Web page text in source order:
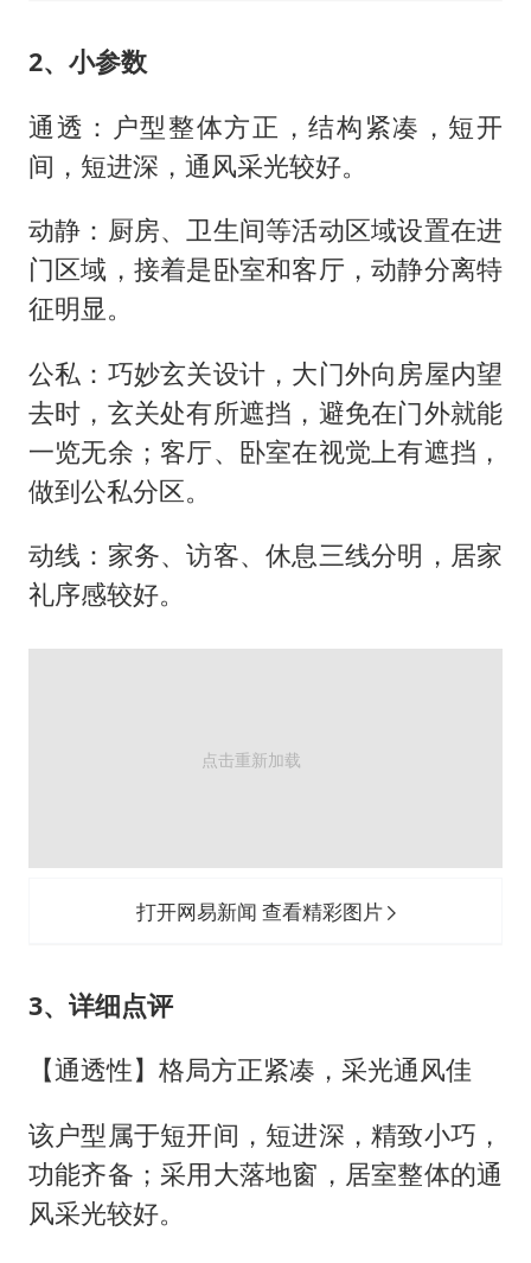
2、小参数
通透：户型整体方正，结构紧凑，短开
间，短进深，通风采光较好。
动静：厨房、卫生间等活动区域设置在进
门区域，接着是卧室和客厅，动静分离特
征明显。
公私：巧妙玄关设计，大门外向房屋内望
去时，玄关处有所遮挡，避免在门外就能
一览无余；客厅、卧室在视觉上有遮挡，
做到公私分区。
动线：家务、访客、休息三线分明，居家
礼序感较好。
打开网易新闻 查看精彩图片
3、详细点评
【通透性】格局方正紧凑，采光通风佳
该户型属于短开间，短进深，精致小巧，
功能齐备；采用大落地窗，居室整体的通
风采光较好。